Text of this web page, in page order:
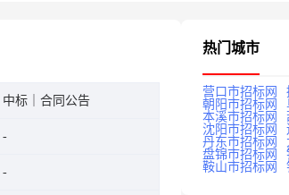
中标｜合同公告
热门城市
营口市招标网
朝阳市招标网
本溪市招标网
沈阳市招标网
丹东市招标网
盘锦市招标网
鞍山市招标网